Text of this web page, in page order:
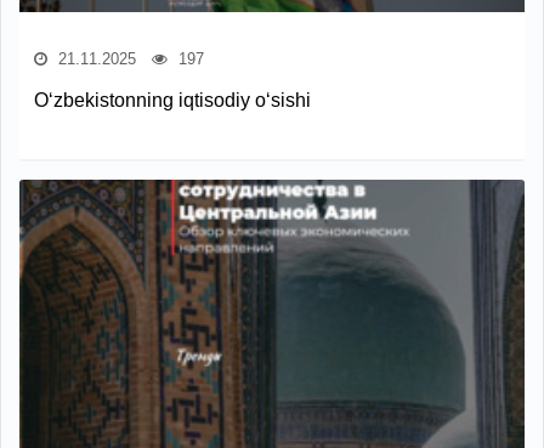
21.11.2025 197
O‘zbekistonning iqtisodiy o‘sishi